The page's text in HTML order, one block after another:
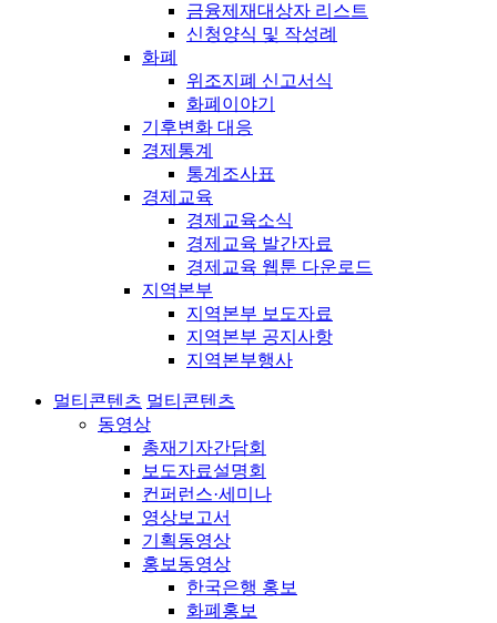
금융제재대상자 리스트
신청양식 및 작성례
화폐
위조지폐 신고서식
화폐이야기
기후변화 대응
경제통계
통계조사표
경제교육
경제교육소식
경제교육 발간자료
경제교육 웹툰 다운로드
지역본부
지역본부 보도자료
지역본부 공지사항
지역본부행사
멀티콘텐츠 멀티콘텐츠
동영상
총재기자간담회
보도자료설명회
컨퍼런스·세미나
영상보고서
기획동영상
홍보동영상
한국은행 홍보
화폐홍보